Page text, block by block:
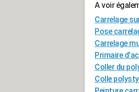
A voir
Carrelage
Pose
Carrelage
Primaire
Coller du
Colle